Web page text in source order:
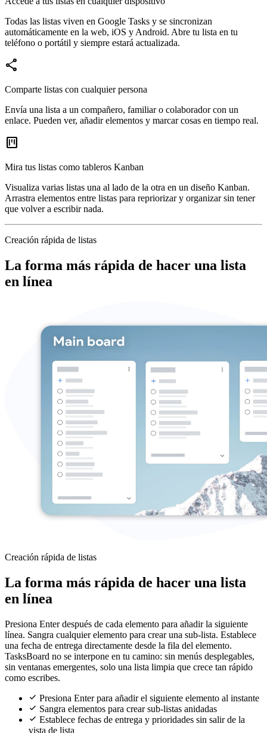
Todas las listas viven en Google Tasks y se sincronizan
automáticamente en la web, iOS y Android. Abre tu lista en tu
teléfono o portátil y siempre estará actualizada.
share
Comparte listas con cualquier persona
Envía una lista a un compañero, familiar o colaborador con un
enlace. Pueden ver, añadir elementos y marcar cosas en tiempo real.
view_kanban
Mira tus listas como tableros Kanban
Visualiza varias listas una al lado de la otra en un diseño Kanban.
Arrastra elementos entre listas para repriorizar y organizar sin tener
que volver a escribir nada.
Creación rápida de listas
La forma más rápida de hacer una lista
en línea
Creación rápida de listas
La forma más rápida de hacer una lista
en línea
Presiona Enter después de cada elemento para añadir la siguiente
línea. Sangra cualquier elemento para crear una sub-lista. Establece
una fecha de entrega directamente desde la fila del elemento.
TasksBoard no se interpone en tu camino: sin menús desplegables,
sin ventanas emergentes, solo una lista limpia que crece tan rápido
como escribes.
Presiona Enter para añadir el siguiente elemento al instante
Sangra elementos para crear sub-listas anidadas
Establece fechas de entrega y prioridades sin salir de la
vista de lista